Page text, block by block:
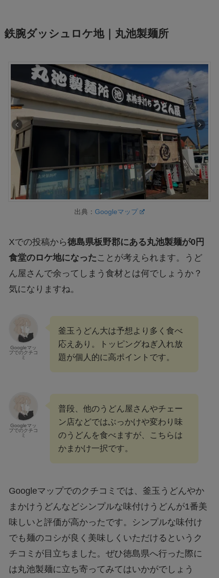
鉄腕ダッシュロケ地｜丸池製麺所
出典： Googleマップ
Xでの投稿から徳島県板野郡にある丸池製麺が0円
食堂のロケ地になったことが考えられます。うど
ん屋さんで余ってしまう食材とは何でしょうか？
気になりますね。
Googleマッ
プでのクチコ
ミ
釜玉うどん大は予想より多く食べ
応えあり。トッピングねぎ入れ放
題が個人的に高ポイントです。
Googleマッ
プでのクチコ
ミ
普段、他のうどん屋さんやチェー
ン店などではぶっかけや変わり味
のうどんを食べますが、こちらは
かまかけ一択です。
Googleマップでのクチコミでは、釜玉うどんやか
まかけうどんなどシンプルな味付けうどんが1番美
味しいと評価が高かったです。シンプルな味付け
でも麺のコシが良く美味しくいただけるというク
チコミが目立ちました。ぜひ徳島県へ行った際に
は丸池製麺に立ち寄ってみてはいかがでしょう